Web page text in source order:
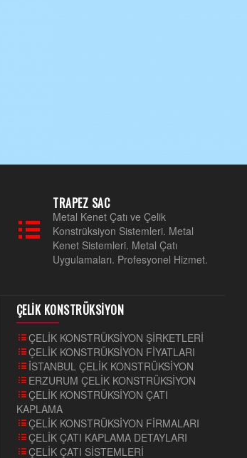
TRAPEZ SAC
Metal Kenet Çatı ve Çelik
Konstrüksiyon Sistemleri. Metal
Kenet Sistemleri. Metal Çatı
Uygulamaları. Profesyonel Hizmet.
ÇELİK KONSTRÜKSİYON
ÇELİK KONSTRÜKSİYON ŞİRKETLERİ
ÇELİK KONSTRÜKSİYON FİYATLARI
İSTANBUL ÇELİK KONSTRÜKSİYON
ERZURUM ÇELİK KONSTRÜKSİYON
ÇELİK KONSTRÜKSİYON ÇATI
KAPLAMA
ÇELİK KONSTRÜKSİYON FİRMALARI
ÇELİK ÇATI KAPLAMA DETAYLARI
ÇELİK ÇATI SİSTEMLERİ